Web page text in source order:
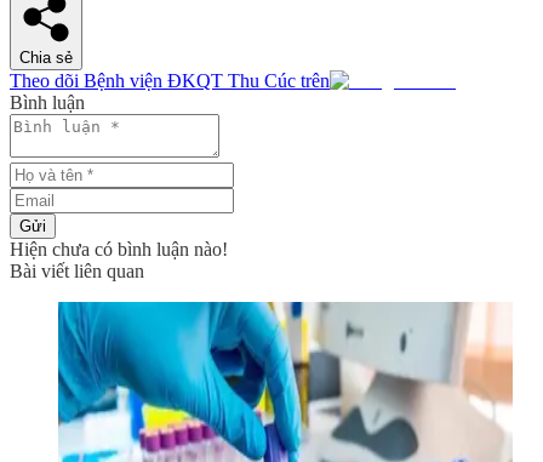
Chia sẻ
Theo dõi Bệnh viện ĐKQT Thu Cúc trên
Bình luận
Gửi
Hiện chưa có bình luận nào!
Bài viết liên quan